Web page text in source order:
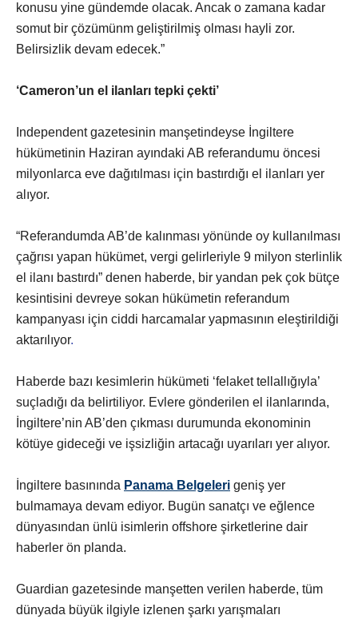
konusu yine gündemde olacak. Ancak o zamana kadar
somut bir çözümünm geliştirilmiş olması hayli zor.
Belirsizlik devam edecek.”
‘Cameron’un el ilanları tepki çekti’
Independent gazetesinin manşetindeyse İngiltere
hükümetinin Haziran ayındaki AB referandumu öncesi
milyonlarca eve dağıtılması için bastırdığı el ilanları yer
alıyor.
“Referandumda AB’de kalınması yönünde oy kullanılması
çağrısı yapan hükümet, vergi gelirleriyle 9 milyon sterlinlik
el ilanı bastırdı” denen haberde, bir yandan pek çok bütçe
kesintisini devreye sokan hükümetin referandum
kampanyası için ciddi harcamalar yapmasının eleştirildiği
aktarılıyor.
Haberde bazı kesimlerin hükümeti ‘felaket tellallığıyla’
suçladığı da belirtiliyor. Evlere gönderilen el ilanlarında,
İngiltere’nin AB’den çıkması durumunda ekonominin
kötüye gideceği ve işsizliğin artacağı uyarıları yer alıyor.
İngiltere basınında Panama Belgeleri geniş yer
bulmamaya devam ediyor. Bugün sanatçı ve eğlence
dünyasından ünlü isimlerin offshore şirketlerine dair
haberler ön planda.
Guardian gazetesinde manşetten verilen haberde, tüm
dünyada büyük ilgiyle izlenen şarkı yarışmaları